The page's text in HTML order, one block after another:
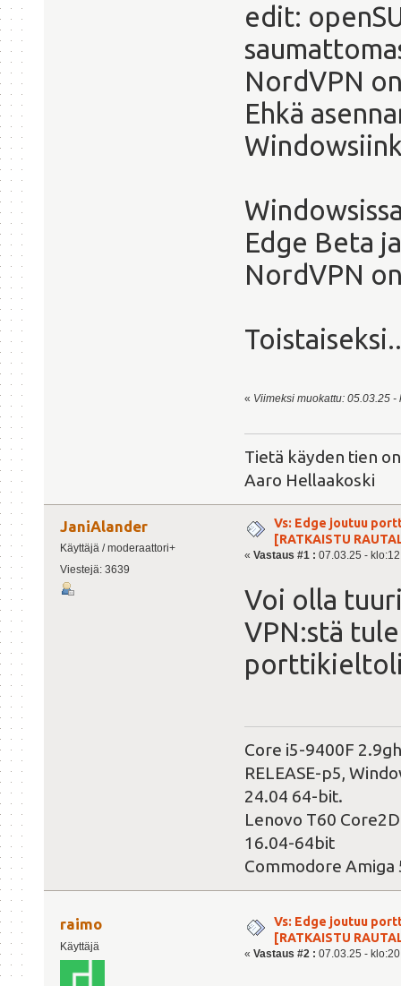
edit:
NordVPN
Ehkä
Edge Beta
NordVPN
« Viimeksi muokattu: 05.03.25
Tietä käyden tien
Aaro Hellaakoski
JaniAlander
Käyttäjä / moderaattori+
Viestejä: 3639
Vs: Edge joutuu
[RATKAISTU
« Vastaus #1 : 07.03.25 -
Voi olla
VPN:stä
Core i5-9400F
RELEASE-p5,
24.04 64-bit.
Lenovo T60
16.04-64bit
Commodore Amiga
raimo
Käyttäjä
Vs: Edge joutuu
[RATKAISTU
« Vastaus #2 : 07.03.25 -